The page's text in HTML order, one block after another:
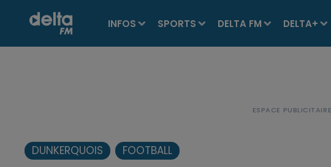
INFOS SPORTS DELTA FM DELTA+
DUNKERQUOIS FOOTBALL